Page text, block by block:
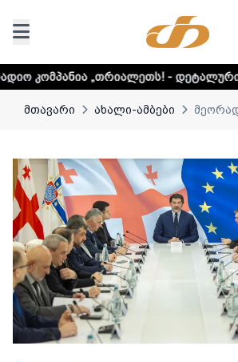
- დეტალური
მთავარი ახალი-ამბები